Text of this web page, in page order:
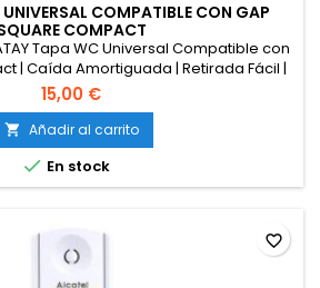
COMPATIBLE CON GAP
COMPACT
Tapa WC Universal Compatible con
| Caída Amortiguada | Retirada Fácil |
| Termoplástico Resistente y Anti
Slim - 34,5x43 cm - G-Compact
15,00 €
 Añadir al carrito
 En stock
favorite_border